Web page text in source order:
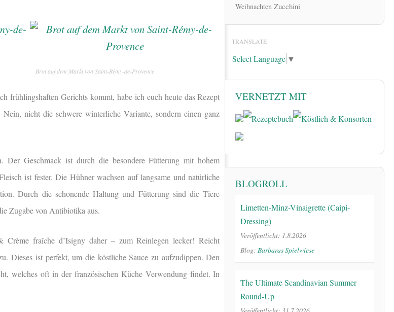
Brot auf dem Markt von Saint-Rémy-de-Provence
frühlingshaften Gerichts kommt, habe ich euch heute das Rezept
nicht die schwere winterliche Variante, sondern einen ganz
Der Geschmack ist durch die besondere Fütterung mit hohem
ist fester. Die Hühner wachsen auf langsame und natürliche
Durch die schonende Haltung und Fütterung sind die Tiere
Zugabe von Antibiotika aus.
fraîche d’Isigny daher – zum Reinlegen lecker! Reicht
Dieses ist perfekt, um die köstliche Sauce zu aufzudippen. Den
welches oft in der französischen Küche Verwendung findet. In
Weihnachten Zucchini
TRANSLATE
Select Language ▼
VERNETZT MIT
BLOGROLL
Limetten-Minz-Vinaigrette (Caipi-
Dressing)
Veröffentlicht: 1.8.2026
Blog: Barbaras Spielwiese
The Ultimate Scandinavian Summer
Round-Up